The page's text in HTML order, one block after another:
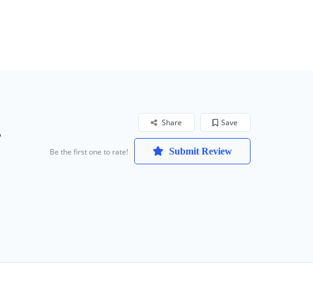
Save
Share
Be the first one to rate! Submit Review